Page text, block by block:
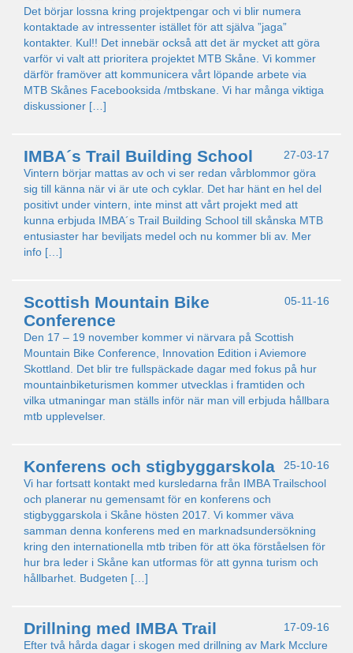
Det börjar lossna kring projektpengar och vi blir numera
kontaktade av intressenter istället för att själva ”jaga”
kontakter. Kul!! Det innebär också att det är mycket att göra
varför vi valt att prioritera projektet MTB Skåne. Vi kommer
därför framöver att kommunicera vårt löpande arbete via
MTB Skånes Facebooksida /mtbskane. Vi har många viktiga
diskussioner […]
27-03-17
IMBA´s Trail Building School
Vintern börjar mattas av och vi ser redan vårblommor göra
sig till känna när vi är ute och cyklar. Det har hänt en hel del
positivt under vintern, inte minst att vårt projekt med att
kunna erbjuda IMBA´s Trail Building School till skånska MTB
entusiaster har beviljats medel och nu kommer bli av. Mer
info […]
05-11-16
Scottish Mountain Bike
Conference
Den 17 – 19 november kommer vi närvara på Scottish
Mountain Bike Conference, Innovation Edition i Aviemore
Skottland. Det blir tre fullspäckade dagar med fokus på hur
mountainbiketurismen kommer utvecklas i framtiden och
vilka utmaningar man ställs inför när man vill erbjuda hållbara
mtb upplevelser.
25-10-16
Konferens och stigbyggarskola
Vi har fortsatt kontakt med kursledarna från IMBA Trailschool
och planerar nu gemensamt för en konferens och
stigbyggarskola i Skåne hösten 2017. Vi kommer väva
samman denna konferens med en marknadsundersökning
kring den internationella mtb triben för att öka förståelsen för
hur bra leder i Skåne kan utformas för att gynna turism och
hållbarhet. Budgeten […]
17-09-16
Drillning med IMBA Trail
Efter två hårda dagar i skogen med drillning av Mark Mcclure